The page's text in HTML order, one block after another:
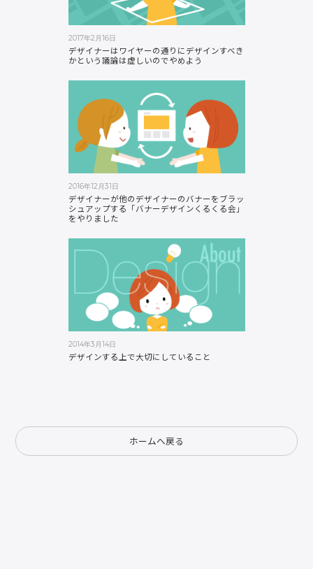
2017年2月16日
デザイナーはワイヤーの通りにデザインすべき
かという議論は虚しいのでやめよう
2016年12月31日
デザイナーが他のデザイナーのバナーをブラッ
シュアップする「バナーデザインくるくる会」
をやりました
2014年3月14日
デザインする上で大切にしていること
ホームへ戻る